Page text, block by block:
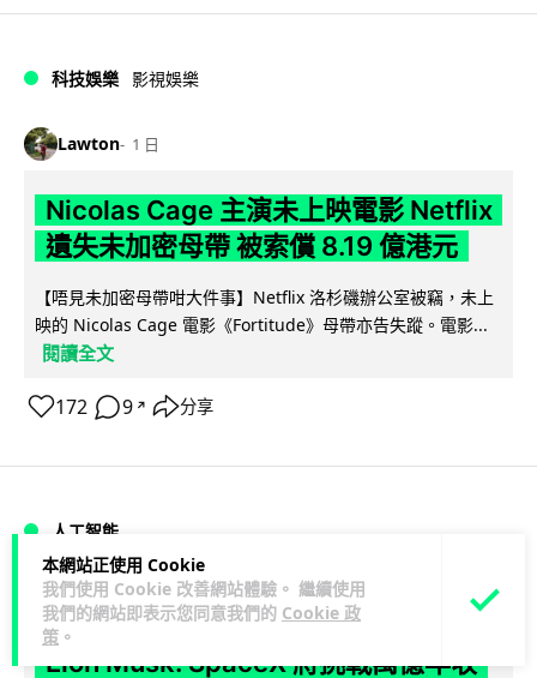
本網站正使用 Cookie
我們使用 Cookie 改善網站體驗。 繼續使用
我們的網站即表示您同意我們的 Cookie 政
策 。
科技娛樂 影視娛樂
Lawton 1 日
Nicolas Cage 主演未上映電影 Netflix
遺失未加密母帶 被索償 8.19 億港元
【唔見未加密母帶咁大件事】Netflix 洛杉磯辦公室被竊，未上
映的 Nicolas Cage 電影《Fortitude》母帶亦告失蹤。電影...
閱讀全文
172 9 ↗ 分享
人工智能
Vin 1 日
Elon Musk: SpaceX 將挑戰萬億年收